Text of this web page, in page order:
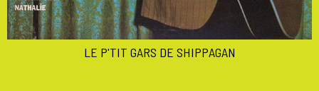
LE P'TIT GARS DE SHIPPAGAN